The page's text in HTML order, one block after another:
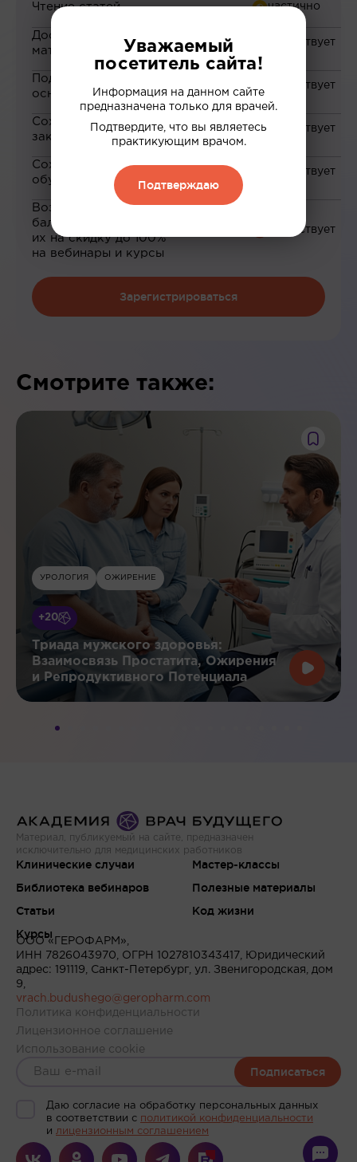
Чтение статей
Доступ к закрытым
материалам
Подборка материалов на
основе ваших интересов
Сохранение материалов в
закладки
Сохранение прогресса по
обучению
Возможность зарабатывать
баллы и обменивать
их на скидку до 100%
на вебинары и курсы
Зарегистрироваться
Смотрите также:
УРОЛОГИЯ ОЖИРЕНИЕ
+20
Триада мужского здоровья:
Взаимосвязь Простатита, Ожирения
и Репродуктивного Потенциала
Материал, публикуемый на сайте, предназначен
исключительно для медицинских работников
Клинические случаи
Библиотека вебинаров
Статьи
Курсы
Мастер-классы
Полезные материалы
Код жизни
ООО «ГЕРОФАРМ»,
ИНН 7826043970, ОГРН 1027810343417, Юридический
адрес: 191119, Санкт-Петербург, ул. Звенигородская, дом
9,
vrach.budushego@geropharm.com
Политика конфиденциальности
Лицензионное соглашение
Использование cookie
Подписаться
Даю согласие на обработку персональных данных
в соответствии c политикой конфиденциальности
и лицензионным соглашением
Уважаемый
посетитель сайта!
Информация на данном сайте
предназначена только для врачей.
Подтвердите, что вы являетесь
практикующим врачом.
Подтверждаю